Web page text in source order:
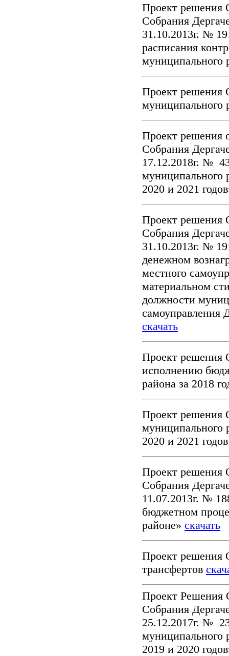
Проект решения
Собрания
31.10.2013г. №
расписания
муниципального
Проект решения
муниципального
Проект решения
Собрания
17.12.2018г. №
муниципального
2020 и 2021
Проект решения
Собрания
31.10.2013г. №
денежном
местного
материальном
должности
самоуправления
скачать
Проект решения
исполнению
района за 2018
Проект решения
муниципального
2020 и 2021
Проект решения
Собрания
11.07.2013г. №
бюджетном
районе» скачать
Проект решения
трансфертов
Проект Решения
Собрания
25.12.2017г. №
муниципального
2019 и 2020